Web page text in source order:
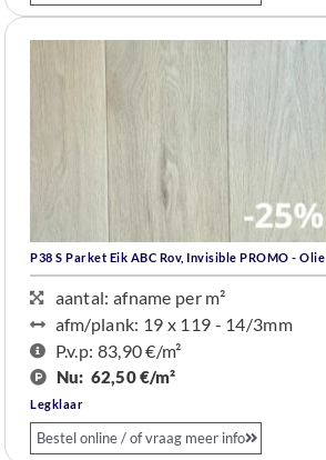
P38 S Parket Eik ABC Rov, Invisible PROMO - Olie
aantal: afname per m²
afm/plank: 19 x 119 - 14/3mm
P.v.p: 83,90 €/m²
Nu: 62,50 €/m²
Legklaar
Bestel online / of vraag meer info